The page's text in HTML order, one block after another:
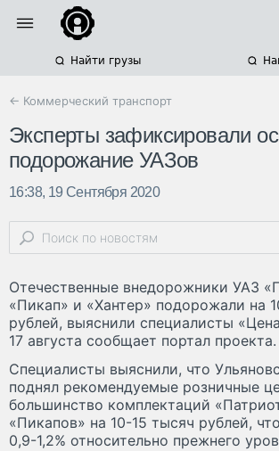
Найти грузы
← Коммерческий транспорт
Эксперты зафиксировали
подорожание УАЗов
16:38, 19 Сентября 2020
Отечественные внедорожники УАЗ
«Пикап» и «Хантер» подорожали на
рублей, выяснили специалисты
17 августа сообщает портал проекта.
Специалисты выяснили, что
поднял рекомендуемые розничные
большинство комплектаций
«Пикапов» на 10-15 тысяч рублей,
0,9-1,2% относительно прежнего